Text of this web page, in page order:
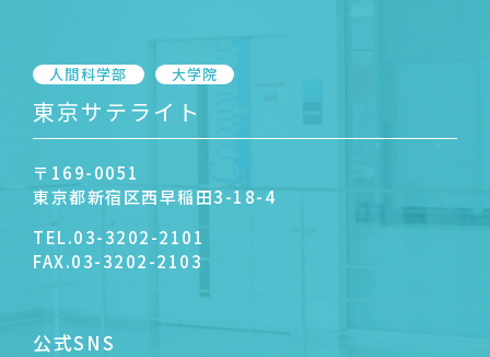
人間科学部 大学院
東京サテライト
〒169-0051
東京都新宿区西早稲田3-18-4
TEL.03-3202-2101
FAX.03-3202-2103
公式SNS